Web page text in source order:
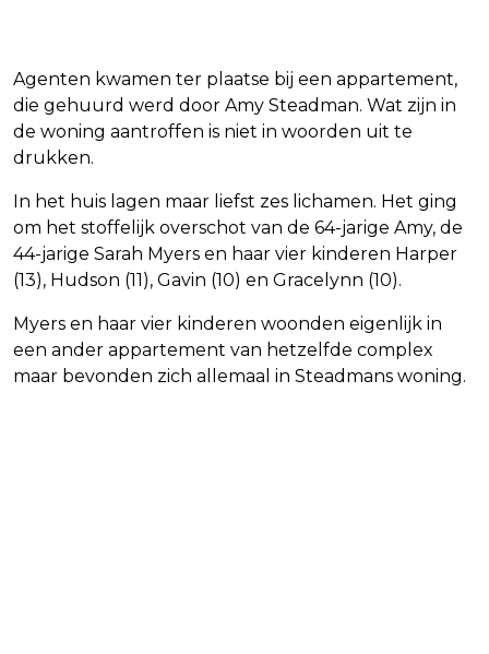
Agenten kwamen ter plaatse bij een appartement,
die gehuurd werd door Amy Steadman. Wat zijn in
de woning aantroffen is niet in woorden uit te
drukken.
In het huis lagen maar liefst zes lichamen. Het ging
om het stoffelijk overschot van de 64-jarige Amy, de
44-jarige Sarah Myers en haar vier kinderen Harper
(13), Hudson (11), Gavin (10) en Gracelynn (10).
Myers en haar vier kinderen woonden eigenlijk in
een ander appartement van hetzelfde complex
maar bevonden zich allemaal in Steadmans woning.